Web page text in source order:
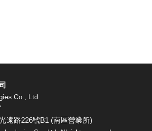
Co., Ltd.
遠路226號B1 (南區營業所)